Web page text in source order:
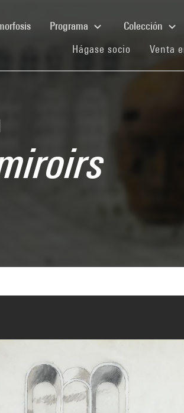
(current)Programa Colección
Hágase socio (current)
Venta